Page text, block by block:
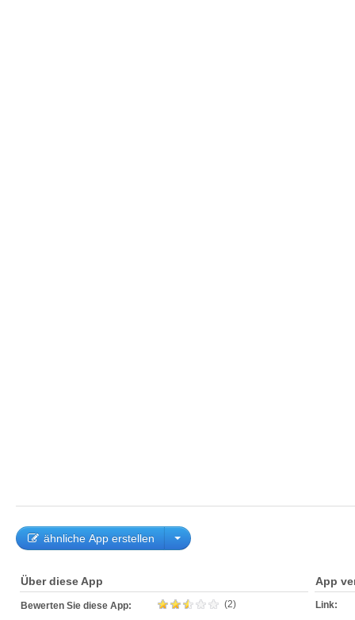
ähnliche App erstellen
Über diese App
Bewerten Sie diese App: (2)
App
Link: